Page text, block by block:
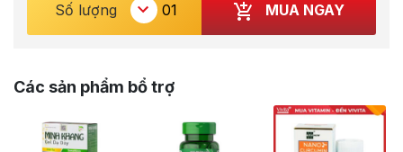
Số lượng MUA NGAY
Các sản phẩm bổ trợ